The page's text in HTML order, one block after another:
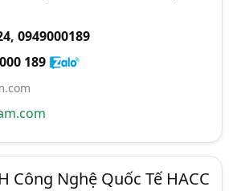
,0949000189
189
Công Nghệ Quốc Tế HACC